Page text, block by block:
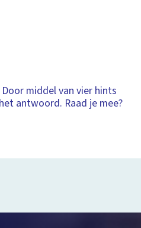
middel van vier hints
antwoord. Raad je mee?